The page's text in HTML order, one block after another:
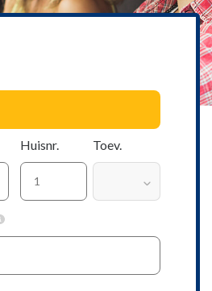
Huisnr. Toev.